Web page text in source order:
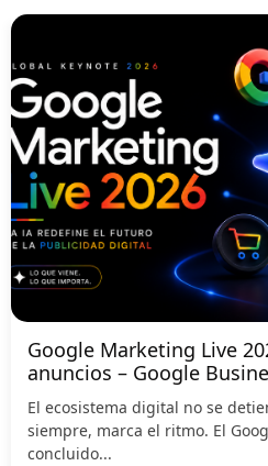
Google Marketing Live
anuncios – Google
El ecosistema digital no se
siempre, marca el ritmo. El
concluido...